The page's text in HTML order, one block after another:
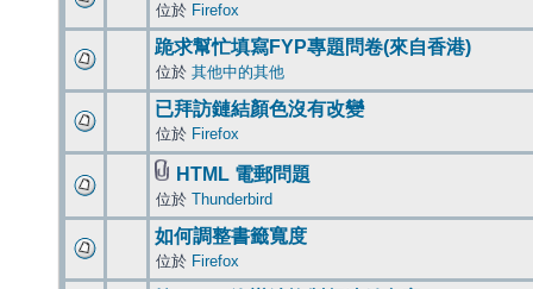
位於 Firefox
跪求幫忙填寫FYP專題問卷(來自香港)
位於 其他中的其他
已拜訪鏈結顏色沒有改變
位於 Firefox
HTML 電郵問題
位於 Thunderbird
如何調整書籤寬度
位於 Firefox